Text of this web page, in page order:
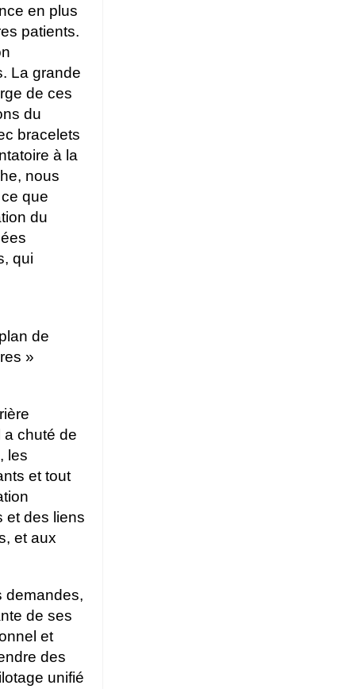
en plus
patients.
La grande
de ces
du
bracelets
à la
nous
que
du
qui
de
»
a chuté de
les
et tout
et des liens
et aux
demandes,
de ses
et
des
unifié